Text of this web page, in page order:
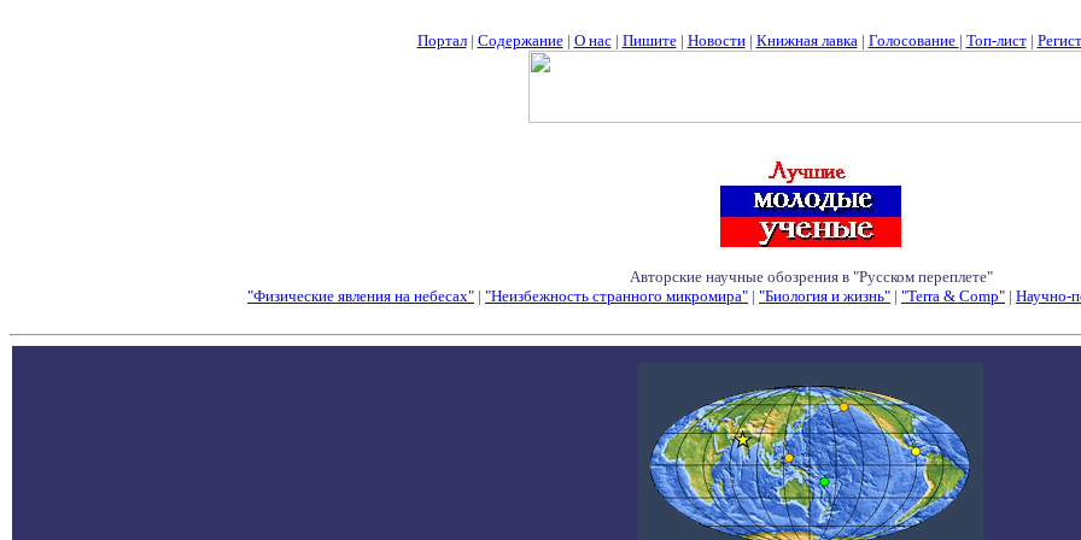
Портал| Содержание| О нас| Пишите| Новости| Книжная лавка| Голосование | Топ-лист|
Авторские научные обозрения в "Русском переплете"
"Физические явления на небесах" | "Неизбежность странного микромира" | "Биология и жизнь" | "Terra & Comp" | Научно-